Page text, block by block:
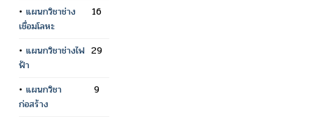
• แผนกวิชาช่าง
เชื่อมโลหะ
16
• แผนกวิชาช่างไฟ
ฟ้า
29
• แผนกวิชา
ก่อสร้าง
9